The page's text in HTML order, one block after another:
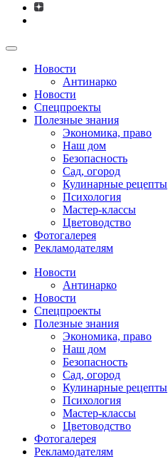
Новости
Антинарко
Новости
Спецпроекты
Полезные знания
Экономика, право
Наш дом
Безопасность
Сад, огород
Кулинарные рецепты
Психология
Мастер-классы
Цветоводство
Фотогалерея
Рекламодателям
Новости
Антинарко
Новости
Спецпроекты
Полезные знания
Экономика, право
Наш дом
Безопасность
Сад, огород
Кулинарные рецепты
Психология
Мастер-классы
Цветоводство
Фотогалерея
Рекламодателям